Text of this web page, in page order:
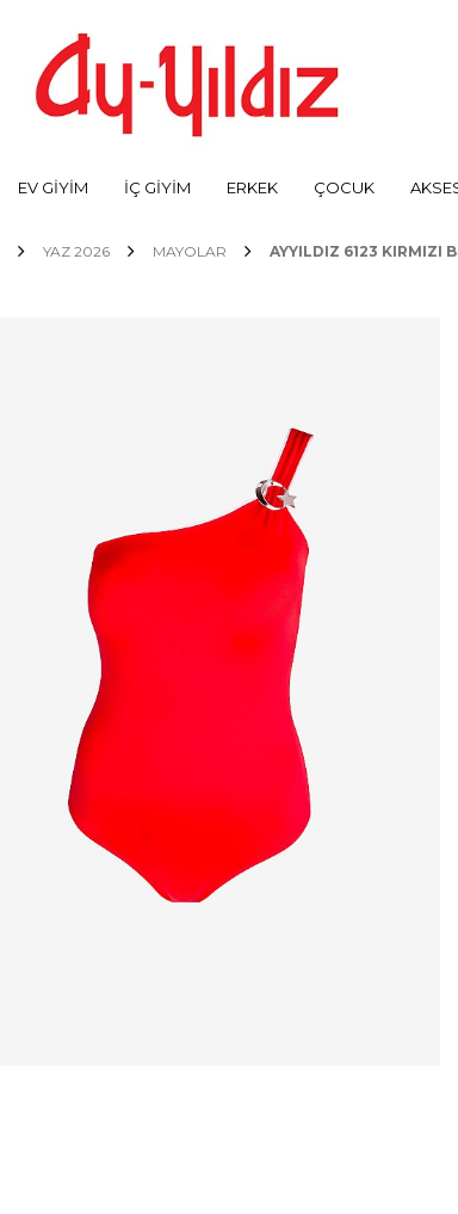
EV GİYİM İÇ GİYİM ERKEK ÇOCUK
YAZ 2026 MAYOLAR AYYILDIZ 6123 KIRMIZI